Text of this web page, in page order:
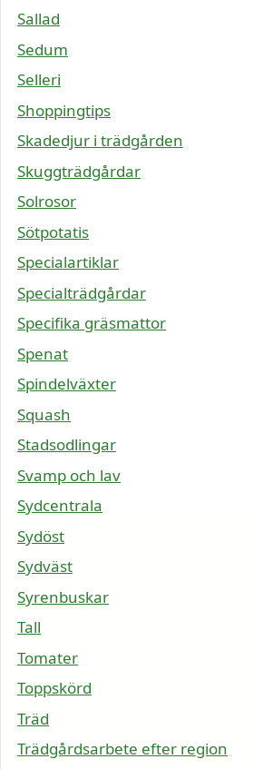
Sallad
Sedum
Selleri
Shoppingtips
Skadedjur i trädgården
Skuggträdgårdar
Solrosor
Sötpotatis
Specialartiklar
Specialträdgårdar
Specifika gräsmattor
Spenat
Spindelväxter
Squash
Stadsodlingar
Svamp och lav
Sydcentrala
Sydöst
Sydväst
Syrenbuskar
Tall
Tomater
Toppskörd
Träd
Trädgårdsarbete efter region